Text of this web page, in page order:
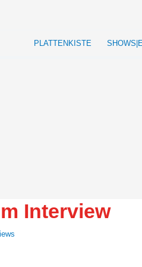
PLATTENKISTE
Interview